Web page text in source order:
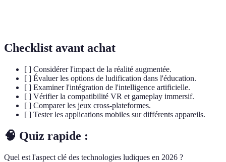
Checklist avant achat
[ ] Considérer l'impact de la réalité augmentée.
[ ] Évaluer les options de ludification dans l'éducation.
[ ] Examiner l'intégration de l'intelligence artificielle.
[ ] Vérifier la compatibilité VR et gameplay immersif.
[ ] Comparer les jeux cross-plateformes.
[ ] Tester les applications mobiles sur différents appareils.
🧠 Quiz rapide :
Quel est l'aspect clé des technologies ludiques en 2026 ?